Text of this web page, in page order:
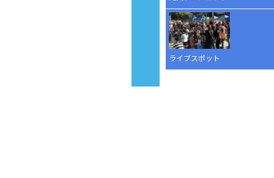
ライブスポット